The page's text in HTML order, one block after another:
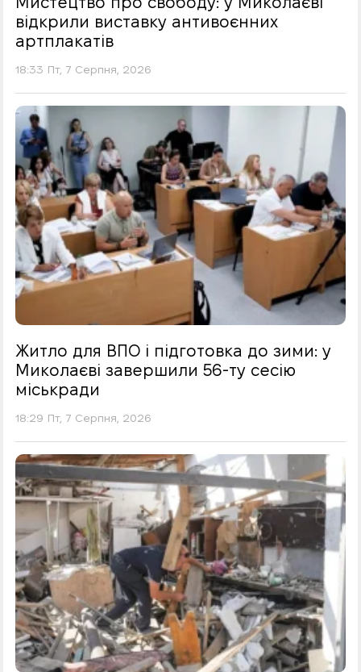
відкрили виставку антивоєнних
артплакатів
18:33 Пт, 7 Серпня, 2026
Житло для ВПО і підготовка до зими: у
Миколаєві завершили 56-ту сесію
міськради
18:29 Пт, 7 Серпня, 2026